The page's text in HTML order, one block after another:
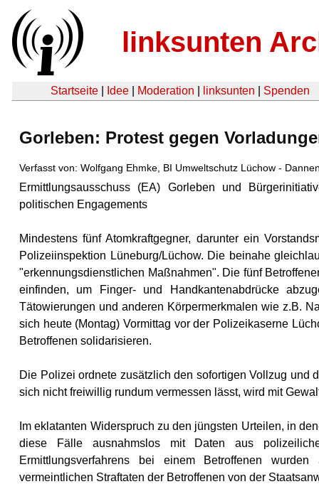
linksunten
Startseite Idee Moderation linksunten Spenden
Gorleben: Protest gegen
Verfasst von: Wolfgang Ehmke, BI Umweltschutz Lüchow -
Ermittlungsausschuss (EA) Gorleben und
politischen Engagements
Mindestens fünf Atomkraftgegner, darunter ein
Polizeiinspektion Lüneburg/Lüchow. Die beinahe
"erkennungsdienstlichen Maßnahmen". Die fünf
einfinden, um Finger- und Handkantenabdrücke
Tätowierungen und anderen Körpermerkmalen wie z.B.
sich heute (Montag) Vormittag vor der Polizeikaserne
Betroffenen solidarisieren.
Die Polizei ordnete zusätzlich den sofortigen Vollzug und
sich nicht freiwillig rundum vermessen lässt, wird mit
Im eklatanten Widerspruch zu den jüngsten Urteilen, in
diese Fälle ausnahmslos mit Daten aus
Ermittlungsverfahrens bei einem Betroffenen
vermeintlichen Straftaten der Betroffenen von der